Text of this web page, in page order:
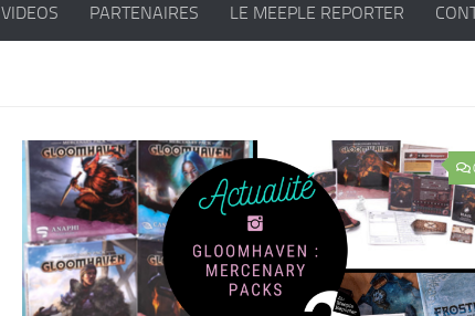
VIDEOS PARTENAIRES LE MEEPLE REPORTER